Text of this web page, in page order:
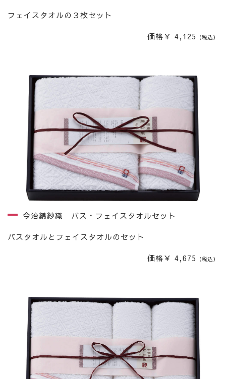
フェイスタオルの３枚セット
価格￥ 4,125 （税込）
今治綿紗織 バス・フェイスタオルセット
バスタオルとフェイスタオルのセット
価格￥ 4,675 （税込）